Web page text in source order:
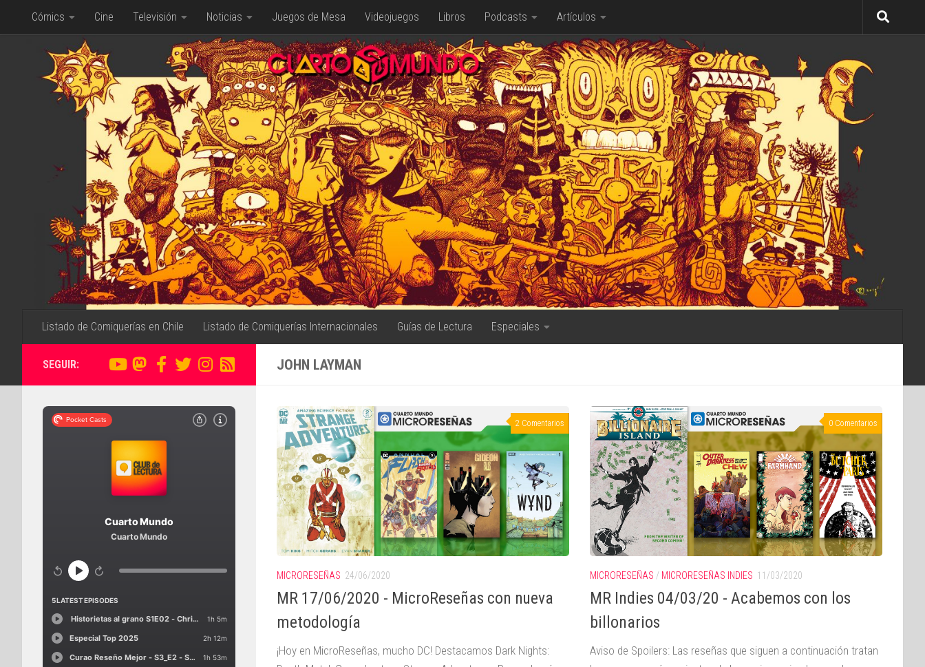
Saltar al contenido
Cómics Cine Televisión Noticias Juegos de Mesa Videojuegos Libros Podcasts Artículos
Listado de Comiquerías en Chile Listado de Comiquerías Internacionales Guías de Lectura Especiales
JOHN LAYMAN
2 Comentarios
MICRORESEÑAS 24/06/2020
MR 17/06/2020 - MicroReseñas con nueva
metodología
¡Hoy en MicroReseñas, mucho DC! Destacamos Dark Nights:
0 Comentarios
MICRORESEÑAS / MICRORESEÑAS INDIES 11/03/2020
MR Indies 04/03/20 - Acabemos con los
billonarios
Aviso de Spoilers: Las reseñas que siguen a continuación tratan
SEGUIR: